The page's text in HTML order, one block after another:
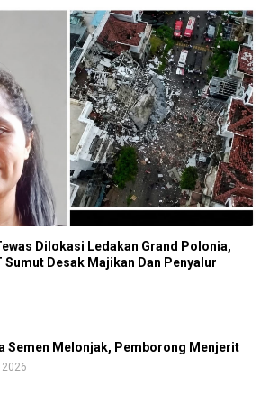
Dilokasi Ledakan Grand Polonia,
Desak Majikan Dan Penyalur
Semen Melonjak, Pemborong Menjerit